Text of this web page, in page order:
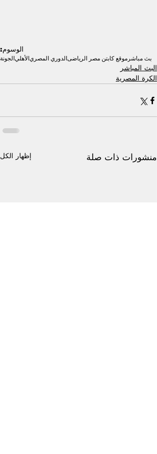
الوسوم:
بث مباشرموقع كابتن مصر الرياضىالدوري المصريالأهليالجونة
البث المباشر
الكرة المصرية
منشورات ذات صلة إظهار الكل